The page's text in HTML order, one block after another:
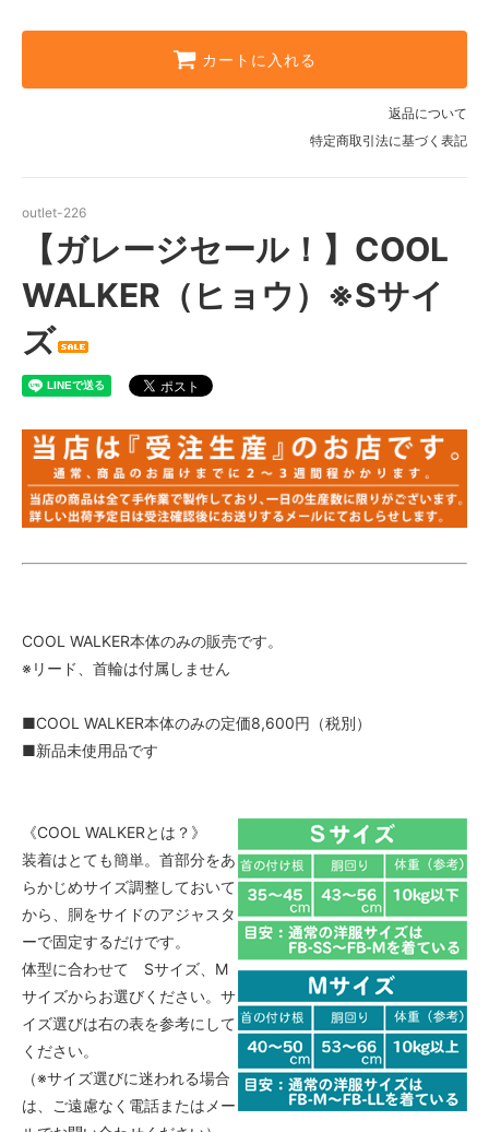
カートに入れる
返品について
特定商取引法に基づく表記
outlet-226
【ガレージセール！】COOL
WALKER（ヒョウ）※Sサイ
ズ
COOL WALKER本体のみの販売です。
※リード、首輪は付属しません
■COOL WALKER本体のみの定価8,600円（税別）
■新品未使用品です
《COOL WALKERとは？》
装着はとても簡単。首部分をあ
らかじめサイズ調整しておいて
から、胴をサイドのアジャスタ
ーで固定するだけです。
体型に合わせて Sサイズ、M
サイズからお選びください。サ
イズ選びは右の表を参考にして
ください。
（※サイズ選びに迷われる場合
は、ご遠慮なく電話またはメー